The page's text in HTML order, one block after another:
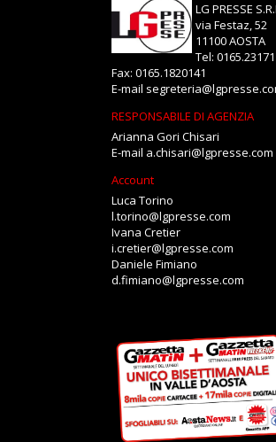
LG PRESSE
via Festaz, 52
11100 AOSTA
Tel:
Fax: 0165.1820141
E-mail
RESPONSABILE DI AGENZIA
Arianna Gori Chisari
E-mail a.chisari@lgpresse.com
Account
Luca Torino
l.torino@lgpresse.com
Ivana Cretier
i.cretier@lgpresse.com
Daniele Fimiano
d.fimiano@lgpresse.com